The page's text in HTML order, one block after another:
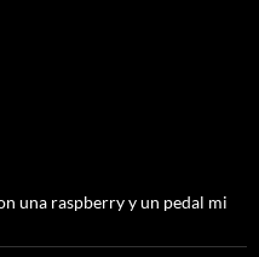
una raspberry y un pedal mi